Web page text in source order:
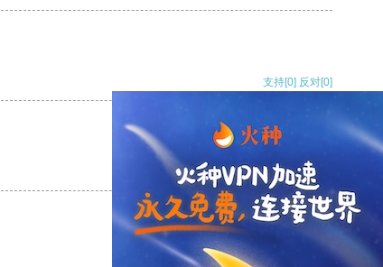
支持[0] 反对[0]
支持[0] 反对
支持